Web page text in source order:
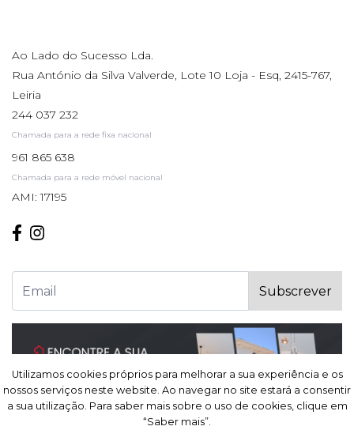
Utilizamos cookies próprios para melhorar a sua experiência e os
nossos serviços neste website. Ao navegar no site estará a consentir
a sua utilização. Para saber mais sobre o uso de cookies, clique em
“Saber mais”.
Ao Lado do Sucesso Lda.
Rua António da Silva Valverde, Lote 10 Loja - Esq, 2415-767,
Leiria
244 037 232
Chamada para a rede fixa nacional
961 865 638
Chamada para a rede móvel nacional
AMI: 17195
Subscrever
Utilizamos cookies próprios para melhorar a sua experiência e os
nossos serviços neste website. Ao navegar no site estará a consentir
a sua utilização. Para saber mais sobre o uso de cookies, clique em
“Saber mais”.